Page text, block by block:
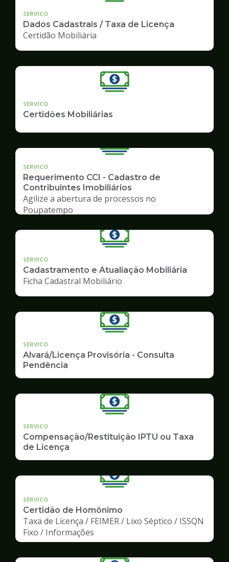
SERVICO
Dados Cadastrais / Taxa de Licença
Certidão Mobiliária
SERVICO
Certidões Mobiliárias
SERVICO
Requerimento CCI - Cadastro de
Contribuintes Imobiliários
Agilize a abertura de processos no
Poupatempo
SERVICO
Cadastramento e Atualiação Mobiliária
Ficha Cadastral Mobiliário
SERVICO
Alvará/Licença Provisória - Consulta
Pendência
SERVICO
Compensação/Restituição IPTU ou Taxa
de Licença
SERVICO
Certidão de Homônimo
Taxa de Licença / FEIMER / Lixo Séptico / ISSQN
Fixo / Informações